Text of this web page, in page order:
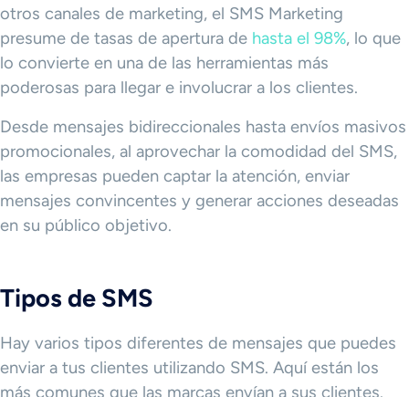
otros canales de marketing, el SMS Marketing
presume de tasas de apertura de hasta el 98%, lo que
lo convierte en una de las herramientas más
poderosas para llegar e involucrar a los clientes.
Desde mensajes bidireccionales hasta envíos masivos
promocionales, al aprovechar la comodidad del SMS,
las empresas pueden captar la atención, enviar
mensajes convincentes y generar acciones deseadas
en su público objetivo.
Tipos de SMS
Hay varios tipos diferentes de mensajes que puedes
enviar a tus clientes utilizando SMS. Aquí están los
más comunes que las marcas envían a sus clientes.